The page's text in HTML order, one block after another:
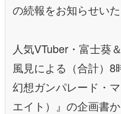
の続報をお知らせいた
人気VTuber・富士葵
風見による（合計）
幻想ガンパレード・
エイト）』の企画書